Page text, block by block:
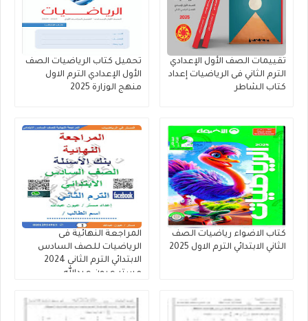
تقييمات الصف الأول الإعدادي
الترم الثاني فى الرياضيات إعداد
كتاب الشاطر
تحميل كتاب الرياضيات الصف
الأول الإعدادي الترم الاول
منهج الوزارة 2025
كتاب الاضواء رياضيات الصف
الثاني الابتدائي الترم الاول 2025
المراجعة النهائية فى
الرياضيات للصف السادس
الابتدائي الترم الثانى 2024
مستر عيون عبدالله